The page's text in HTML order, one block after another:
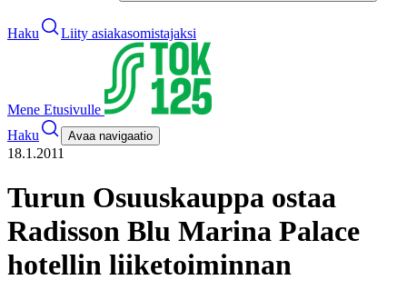
Haku Liity asiakasomistajaksi
Mene Etusivulle
Haku
Avaa navigaatio
18.1.2011
Turun Osuuskauppa ostaa
Radisson Blu Marina Palace
hotellin liiketoiminnan